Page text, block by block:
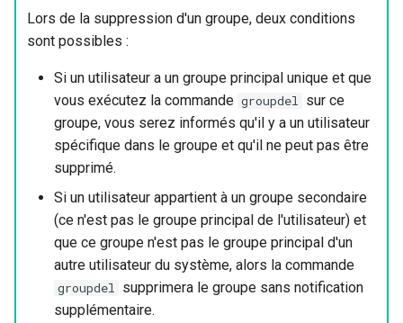
Lors de la suppression d'un groupe, deux conditions
sont possibles :
Si un utilisateur a un groupe principal unique et que
vous exécutez la commande groupdel
sur ce
groupe, vous serez informés qu'il y a un utilisateur
spécifique dans le groupe et qu'il ne peut pas être
supprimé.
Si un utilisateur appartient à un groupe secondaire
(ce n'est pas le groupe principal de l'utilisateur) et
que ce groupe n'est pas le groupe principal d'un
autre utilisateur du système, alors la commande
groupdel
supprimera le groupe sans notification
supplémentaire.